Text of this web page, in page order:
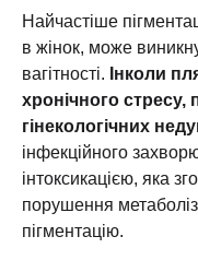
Найчастіше
в жінок, може
вагітності. Інколи
хронічного стресу,
гінекологічних
інфекційного
інтоксикацією, яка
порушення
пігментацію.